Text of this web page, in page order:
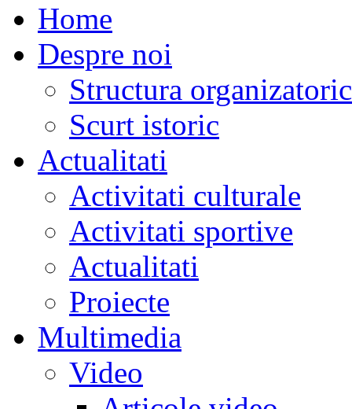
Home
Despre noi
Structura
Scurt istoric
Actualitati
Activitati culturale
Activitati sportive
Actualitati
Proiecte
Multimedia
Video